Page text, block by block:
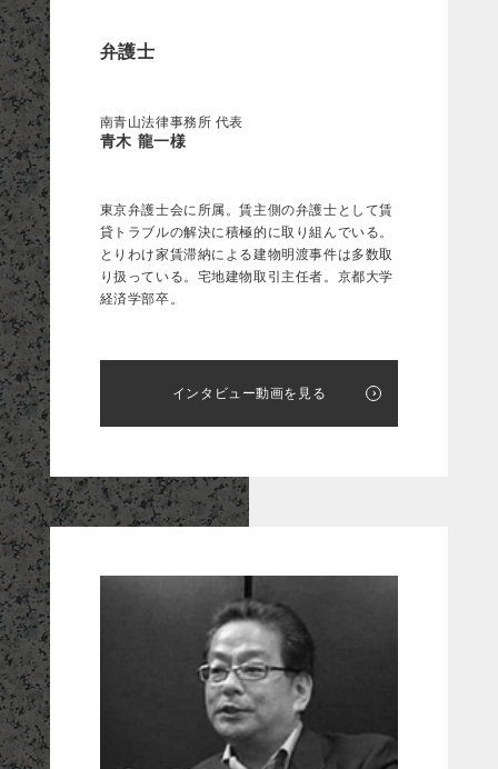
弁護士
南青山法律事務所 代表
青木 龍一様
東京弁護士会に所属。賃主側の弁護士として賃
貸トラブルの解決に積極的に取り組んでいる。
とりわけ家賃滞納による建物明渡事件は多数取
り扱っている。宅地建物取引主任者。京都大学
経済学部卒。
インタビュー動画を見る